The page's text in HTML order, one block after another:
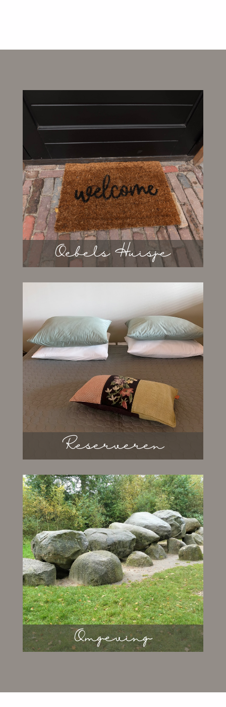
Oebels Huisje
Oebels Huisje
Meer lezen over vakantiewoning Oebels
Huisje in het mooie Drentse Klijndijk.
Reserveren
Reserveren
Wil je reserveren? Je kunt zien wanneer het
huisje beschikbaar is en een
reserveringsverzoek plaatsen.
Omgeving